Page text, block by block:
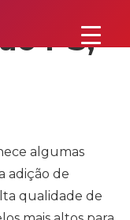
PS,
algumas
adição de
qualidade de